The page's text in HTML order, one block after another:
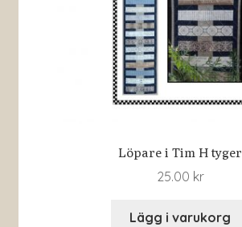
Löpare i Tim H tyger
25.00 kr
Lägg i varukorg